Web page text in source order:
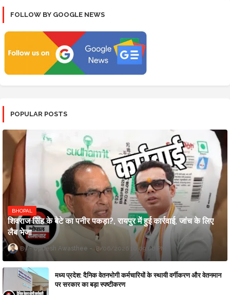
FOLLOW BY GOOGLE NEWS
POPULAR POSTS
BHOPAL
शिवराज सिंह के बेटे का पनीर पकड़ा?, रायपुर में हुई कार्रवाई, जांच के लिए
लैब भेजा
Updesh Awasthee 8/06/2026 10:09:00 PM
मध्य प्रदेश: दैनिक वेतनभोगी कर्मचारियों के स्थायी वर्गीकरण और वेतनमान
पर सरकार का बड़ा स्पष्टीकरण